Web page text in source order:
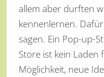
allem aber durften
kennenlernen.
sagen. Ein Pop-up-
Store ist kein Laden
Möglichkeit, neue